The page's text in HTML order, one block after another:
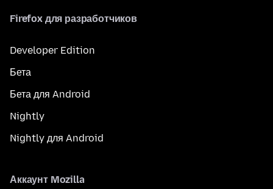
Firefox для разработчиков
Developer Edition
Бета
Бета для Android
Nightly
Nightly для Android
Аккаунт Mozilla